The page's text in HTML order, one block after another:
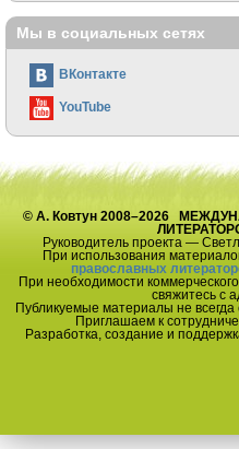
Мы в социальных сетях
ВКонтакте
YouTube
© А. Ковтун 2008–2026
Руководитель проекта —
При использования
православных
При необходимости
свяжитесь с
Публикуемые материалы не всегда
Приглашаем к
Разработка, создание и